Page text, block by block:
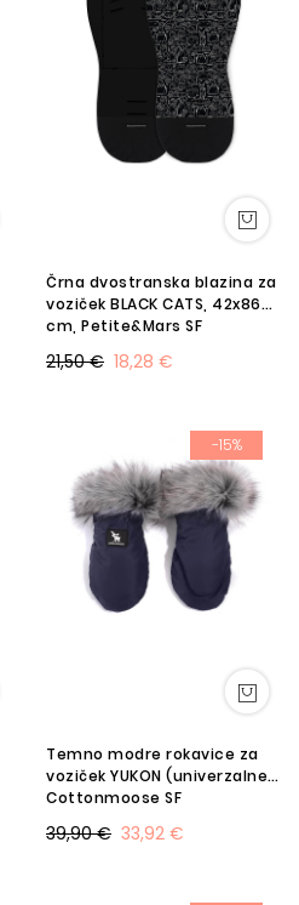
Črna dvostranska blazina za
voziček BLACK CATS, 42x86
cm, Petite&Mars SF
18,28 €
21,50 €
-15%
Temno modre rokavice za
voziček YUKON (univerzalne),
Cottonmoose SF
33,92 €
39,90 €